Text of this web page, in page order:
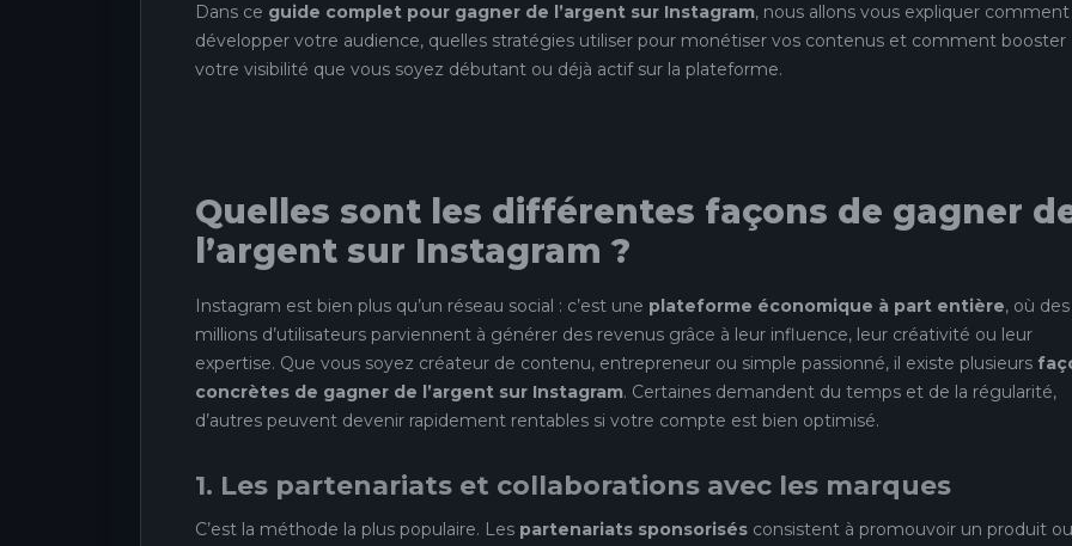
Dans ce guide complet pour gagner de l’argent sur Instagram, nous allons vous expliquer comment
développer votre audience, quelles stratégies utiliser pour monétiser vos contenus et comment booster
votre visibilité que vous soyez débutant ou déjà actif sur la plateforme.
Quelles sont les différentes façons de gagner
l’argent sur Instagram ?
Instagram est bien plus qu’un réseau social : c’est une plateforme économique à part entière, où des
millions d’utilisateurs parviennent à générer des revenus grâce à leur influence, leur créativité ou leur
expertise. Que vous soyez créateur de contenu, entrepreneur ou simple passionné, il existe plusieurs
concrètes de gagner de l’argent sur Instagram. Certaines demandent du temps et de la régularité,
d’autres peuvent devenir rapidement rentables si votre compte est bien optimisé.
1. Les partenariats et collaborations avec les marques
C’est la méthode la plus populaire. Les partenariats sponsorisés consistent à promouvoir un produit